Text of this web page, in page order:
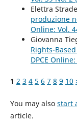
Elettra
produzione
Online: Vol.
Giovanna
Rights-
DPCE
1 2 3 4 5 6 7 8 9 10
You may also start
article.